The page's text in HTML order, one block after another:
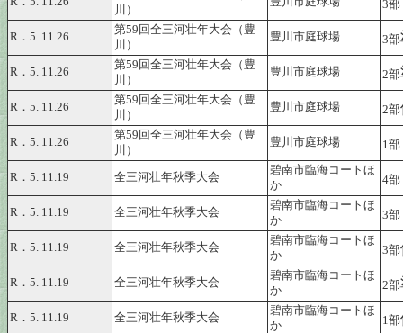
川）
3部
R．5. 11.26
第59回全三河壮年大会（豊
川）
豊川市庭球場 3部
R．5. 11.26
第59回全三河壮年大会（豊
川）
豊川市庭球場 2部
R．5. 11.26
第59回全三河壮年大会（豊
川）
豊川市庭球場 2部
R．5. 11.26
第59回全三河壮年大会（豊
川）
豊川市庭球場 1部
R．5. 11.19 全三河壮年秋季大会
碧南市臨海コートほ
か
4部
R．5. 11.19 全三河壮年秋季大会
碧南市臨海コートほ
か
3部
R．5. 11.19 全三河壮年秋季大会
碧南市臨海コートほ
か
3部
R．5. 11.19 全三河壮年秋季大会
碧南市臨海コートほ
か
2部
R．5. 11.19 全三河壮年秋季大会
碧南市臨海コートほ
か
1部